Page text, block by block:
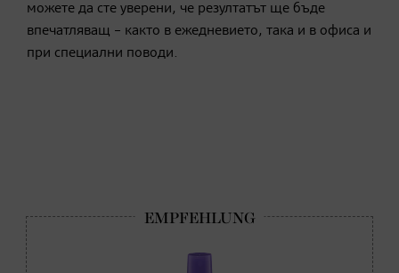
можете да сте уверени, че резултатът ще бъде
впечатляващ – както в ежедневието, така и в офиса и
при специални поводи.